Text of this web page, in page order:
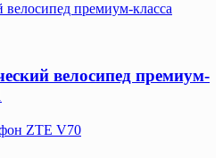
велосипед премиум-класса
велосипед премиум-
ZTE V70